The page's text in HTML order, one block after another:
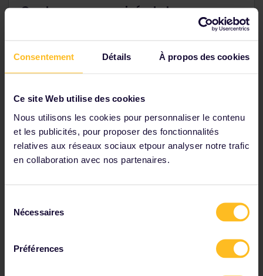
Consentement Détails À propos des cookies
Ce site Web utilise des cookies
Nous utilisons les cookies pour personnaliser le contenu
et les publicités, pour proposer des fonctionnalités
relatives aux réseaux sociaux etpour analyser notre trafic
en collaboration avec nos partenaires.
Nécessaires
Préférences
Contenu sponsorisé et de marque
Le contenu sponsorisé et de marque proposé par
efficace sur nos plateformes. Nous vous aiderons à
établir votre marque et à toucher des milliers de
passionnés de voyage dans le monde entier. Vous
d'articles sponsorisés sur des thèmes particuliers, de
concept sur mesure.
En savoir plus